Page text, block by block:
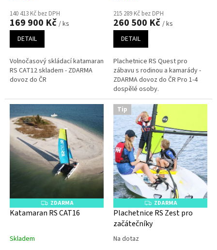
140 413 Kč bez DPH
169 900 Kč / ks
DETAIL
Volnočasový skládací katamaran
RS CAT12 skladem - ZDARMA
dovoz do ČR
215 289 Kč bez DPH
260 500 Kč / ks
DETAIL
Plachetnice RS Quest pro
zábavu s rodinou a kamarády -
ZDARMA dovoz do ČR Pro 1-4
dospělé osoby.
Z
D
A
ZDARMA
Katamaran RS CAT16
Skladem
Tip
Z
D
A
R
ZDARMA
Plachetnice RS Zest pro
začátečníky
Na dotaz